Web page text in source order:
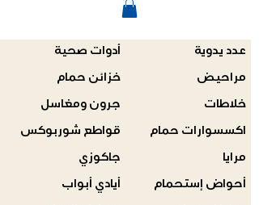
أدوات صحية
خزائن حمام
جرون ومغاسل
قواطع شوربوكس
جاكوزي
أيادي أبواب
عدد يدوية
مراحيض
خلاطات
اكسسوارات حمام
مرايا
أحواض إستحمام